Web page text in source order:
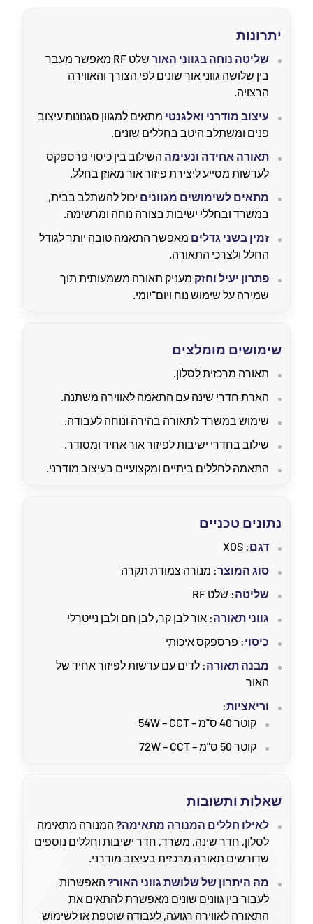
יתרונות
שליטה נוחה בגווני האור
שלט RF מאפשר מעבר
בין שלושה גווני אור שונים לפי הצורך והאווירה
הרצויה.
עיצוב מודרני ואלגנטי מתאים למגוון סגנונות עיצוב
פנים ומשתלב היטב בחללים שונים.
תאורה אחידה ונעימה השילוב בין כיסוי פרספקס
לעדשות מסייע ליצירת פיזור אור מאוזן בחלל.
מתאים לשימושים מגוונים יכול להשתלב בבית,
במשרד ובחללי ישיבות בצורה נוחה ומרשימה.
זמין בשני גדלים מאפשר התאמה טובה יותר לגודל
החלל ולצרכי התאורה.
פתרון יעיל וחזק מעניק תאורה משמעותית תוך
שמירה על שימוש נוח ויום־יומי.
שימושים מומלצים
תאורה מרכזית לסלון.
הארת חדרי שינה עם התאמה לאווירה משתנה.
שימוש במשרד לתאורה בהירה ונוחה לעבודה.
שילוב בחדרי ישיבות לפיזור אור אחיד ומסודר.
התאמה לחללים ביתיים ומקצועיים בעיצוב מודרני.
נתונים טכניים
דגם: XOS
סוג המוצר: מנורה צמודת תקרה
שליטה: שלט RF
גווני תאורה: אור לבן קר, לבן חם ולבן נייטרלי
כיסוי: פרספקס איכותי
מבנה תאורה: לדים עם עדשות לפיזור אחיד של
האור
וריאציות:
קוטר 40 ס"מ – 54W – CCT
קוטר 50 ס"מ – 72W – CCT
שאלות ותשובות
לאילו חללים המנורה מתאימה? המנורה מתאימה
לסלון, חדר שינה, משרד, חדר ישיבות וחללים נוספים
שדורשים תאורה מרכזית בעיצוב מודרני.
מה היתרון של שלושת גווני האור? האפשרות
לעבור בין גוונים שונים מאפשרת להתאים את
התאורה לאווירה רגועה, לעבודה שוטפת או לשימוש